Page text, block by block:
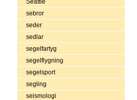
Seattle
sebror
seder
sedlar
segelfartyg
segelflygning
segelsport
segling
seismologi